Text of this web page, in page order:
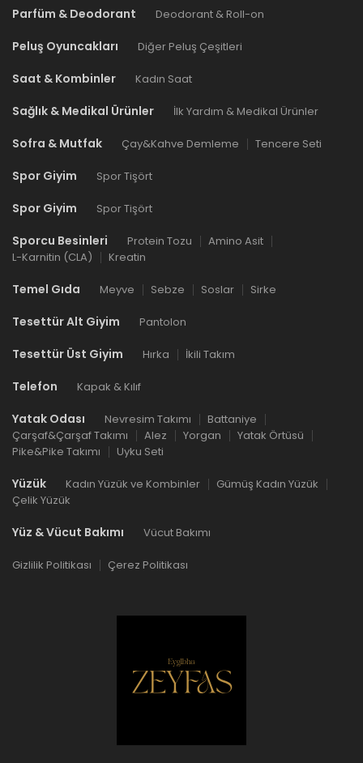
Parfüm & Deodorant Deodorant & Roll-on
Peluş Oyuncakları Diğer Peluş Çeşitleri
Saat & Kombinler Kadın Saat
Sağlık & Medikal Ürünler İlk Yardım & Medikal Ürünler
Sofra & Mutfak Çay&Kahve Demleme Tencere Seti
Spor Giyim Spor Tişört
Spor Giyim Spor Tişört
Sporcu Besinleri Protein Tozu
Amino Asit
L-Karnitin (CLA)
Kreatin
Temel Gıda Meyve Sebze Soslar Sirke
Tesettür Alt Giyim Pantolon
Tesettür Üst Giyim Hırka İkili Takım
Telefon Kapak & Kılıf
Yatak Odası Nevresim Takımı
Battaniye
Çarşaf&Çarşaf Takımı
Alez Yorgan
Yatak Örtüsü
Pike&Pike Takımı
Uyku Seti
Yüzük Kadın Yüzük ve Kombinler
Gümüş Kadın Yüzük
Çelik Yüzük
Yüz & Vücut Bakımı Vücut Bakımı
Gizlilik Politikası Çerez Politikası